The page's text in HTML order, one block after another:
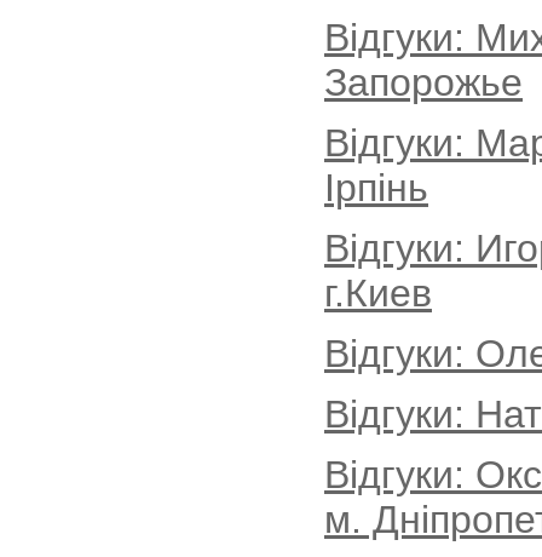
Відгуки:
Запорожье
Відгуки:
Ірпінь
Відгуки:
г.Киев
Відгуки:
Відгуки:
Відгуки:
м.